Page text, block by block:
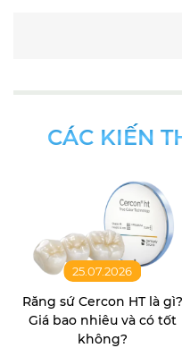
CÁC KIẾN
25.07.2026
Răng sứ Cercon HT là gì?
Giá bao nhiêu và có tốt
không?